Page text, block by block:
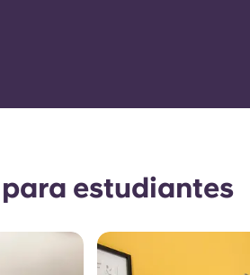
estudiantes